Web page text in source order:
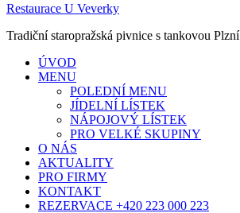
Restaurace U Veverky
Tradiční staropražská pivnice s tankovou Plzní
ÚVOD
MENU
POLEDNÍ MENU
JÍDELNÍ LÍSTEK
NÁPOJOVÝ LÍSTEK
PRO VELKÉ SKUPINY
O NÁS
AKTUALITY
PRO FIRMY
KONTAKT
REZERVACE +420 223 000 223